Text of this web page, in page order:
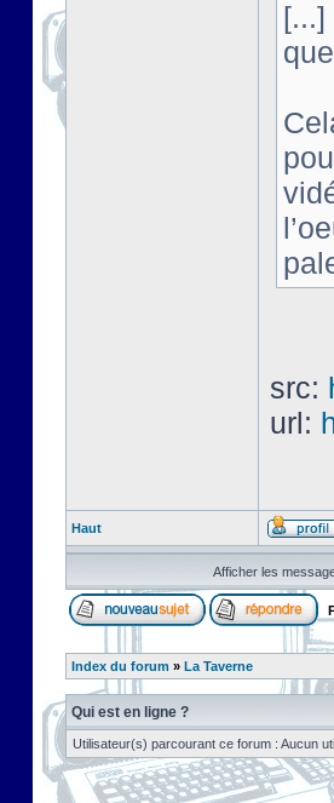
src:
url:
Haut
Afficher les
Index du forum » La Taverne
Qui est en ligne ?
Utilisateur(s) parcourant ce forum : Aucun